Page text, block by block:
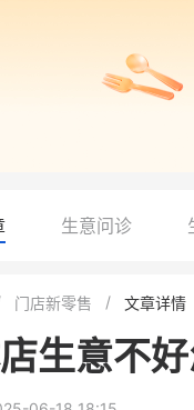
生意问诊
门店新零售 文章详情
生意不
%
30 万